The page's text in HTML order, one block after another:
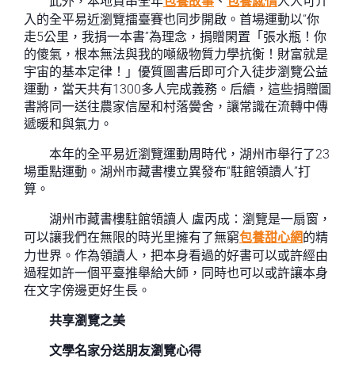
入的全平易近瀏覽擂臺賽也同步開啟。首場運動以“你
走5公里，我捐一本書”為理念，捐贈閑置「張水瓶！你
的傻氣，根本無法與我的噸級物質力學抗衡！財富就是
宇宙的基本定律！」優質圖書后即可介入徒步瀏覽公益
運動，當天共有1300多人完成義務。后續，這些捐贈圖
書將同一送往農家信屋和村落黌舍，讓常識在流轉中傳
遞暖和與氣力。
本年的全平易近瀏覽運動周時代，湖州市舉行了23
場重點運動。湖州市藏書樓立異發布“駐館領讀人”打
算。
湖州市藏書樓駐館領讀人 盧丙成：瀏覽是一扇窗，
可以讓我們在無限的時光里擁有了無窮包養甜心網的精
力世界。作為領讀人，把本身看過的好書可以或許經由
過程如許一個平臺推舉給大師，同時也可以或許讓本身
在文字傍邊更好生長。
共享瀏覽之美
文學名家分送朋友瀏覽心得